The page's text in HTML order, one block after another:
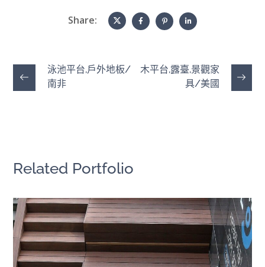
Share:
泳池平台,戶外地板/
南非
木平台,露臺,景觀家
具/美國
Related Portfolio
首爾市政廳入口樓梯｜韓國